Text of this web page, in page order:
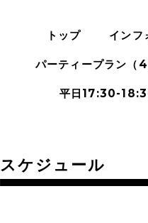
トップ インフ
パーティープラン（4
平日17:30-
スケジュール